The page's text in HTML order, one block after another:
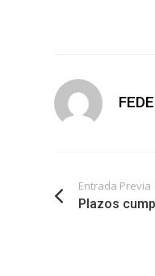
Entrada Previa
Plazos